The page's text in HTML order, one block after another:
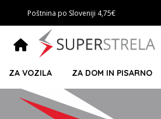
Poštnina po Sloveniji 4,75€
ZA VOZILA ZA DOM IN PISARNO